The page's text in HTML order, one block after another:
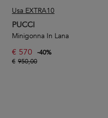
Usa EXTRA10
PUCCI
Minigonna In Lana
€ 570 -40%
€ 950,00